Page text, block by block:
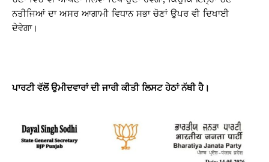
ਨਤੀਜਿਆਂ ਦਾ ਅਸਰ ਆਗਾਮੀ ਵਿਧਾਨ ਸਭਾ ਚੋਣਾਂ ਉਪਰ ਵੀ ਦਿਖਾਈ
ਦੇਵੇਗਾ।
ਪਾਰਟੀ ਵੱਲੋਂ ਉਮੀਦਵਾਰਾਂ ਦੀ ਜਾਰੀ ਕੀਤੀ ਲਿਸਟ ਹੇਠਾਂ ਨੱਥੀ ਹੈ।